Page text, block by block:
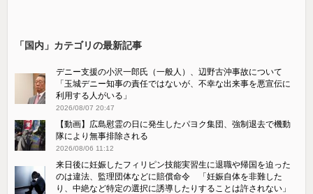
「国内」カテゴリの最新記事
デニー支援の小沢一郎氏（一般人）、辺野古沖事故について
「玉城デニー知事の責任ではないが、不幸な出来事を悪宣伝に
利用する人がいる」
2026/08/07 20:47
【動画】広島慰霊の日に発生したパヨク集団、強制退去で機動
隊により無事排除される
2026/08/06 11:12
来日後に妊娠したフィリピン技能実習生に退職や帰国を迫った
のは違法、監理団体などに賠償命令 「妊娠自体を非難した
り、中絶など特定の選択に誘導したりすることは許されない」